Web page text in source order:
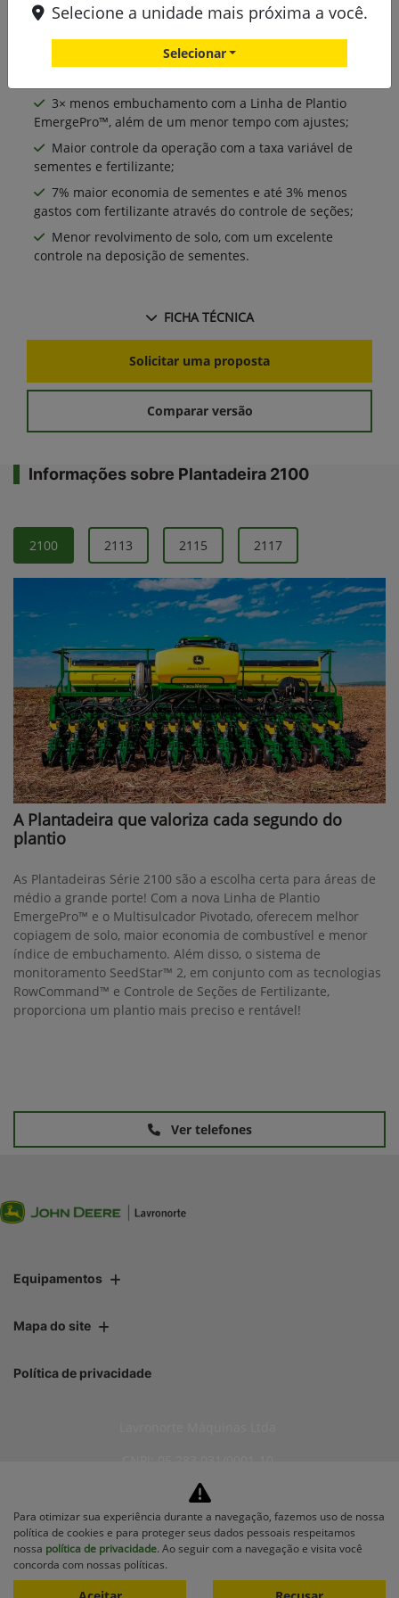
3× menos embuchamento com a Linha de Plantio
EmergePro™, além de um menor tempo com ajustes;
Maior controle da operação com a taxa variável de
sementes e fertilizante;
7% maior economia de sementes e até 3% menos
gastos com fertilizante através do controle de seções;
Menor revolvimento de solo, com um excelente
controle na deposição de sementes.
FICHA TÉCNICA
Solicitar uma proposta
Comparar versão
Informações sobre Plantadeira 2100
2100 2113 2115 2117
A Plantadeira que valoriza cada segundo do
plantio
As Plantadeiras Série 2100 são a escolha certa para áreas de
médio a grande porte! Com a nova Linha de Plantio
EmergePro™ e o Multisulcador Pivotado, oferecem melhor
copiagem de solo, maior economia de combustível e menor
índice de embuchamento. Além disso, o sistema de
monitoramento SeedStar™ 2, em conjunto com as tecnologias
RowCommand™ e Controle de Seções de Fertilizante,
proporciona um plantio mais preciso e rentável!
Ver telefones
Equipamentos
Mapa do site
Política de privacidade
No trânsito, enxergar o outro
salva vidas.
Selecione a unidade mais próxima a você.
Selecionar
Para otimizar sua experiência durante a navegação, fazemos uso de nossa
política de cookies e para proteger seus dados pessoais respeitamos
nossa política de privacidade. Ao seguir com a navegação e visita você
concorda com nossas políticas.